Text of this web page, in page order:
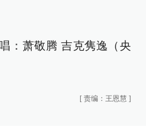
：萧敬腾 吉克隽逸（央
[ 责编：王恩慧 ]